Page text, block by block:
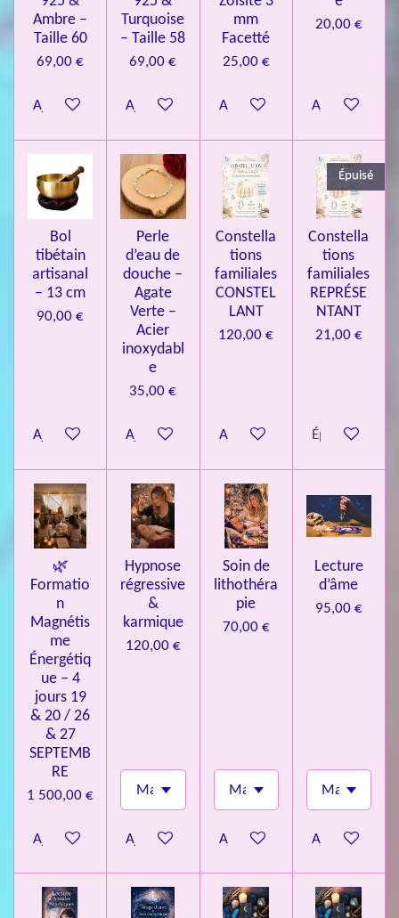
l
Ambre –
Taille 60
69,00 €
Ajouter au panier
Turquoise
– Taille 58
69,00 €
Ajouter au panier
mm
Facetté
25,00 €
Ajouter au panier
20,00 €
Ajouter au
Bol
tibétain
artisanal
– 13 cm
90,00 €
Ajouter au panier
Perle
d’eau de
douche –
Agate
Verte –
Acier
inoxydabl
e
35,00 €
Ajouter au panier
Constella
tions
familiales
CONSTEL
LANT
120,00 €
Ajouter au panier
Épuisé
Constella
tions
familiales
REPRÉSE
NTANT
21,00 €
Épuisé
🌿
Formatio
n
Magnétis
me
Énergétiq
ue – 4
jours 19
& 20 / 26
& 27
SEPTEMB
RE
1 500,00 €
Ajouter au panier
Hypnose
régressive
&
karmique
120,00 €
Ajouter au panier
Soin de
lithothéra
pie
70,00 €
Ajouter au panier
Lecture
d’âme
95,00 €
Ajouter au